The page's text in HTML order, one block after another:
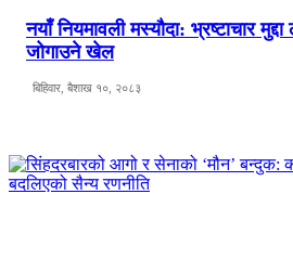
नयाँ नियमावली मस्यौदा: भ्रष्टाचार
जोगाउने खेल
बिहिवार, बैशाख १०, २०८३